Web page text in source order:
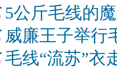
5公斤毛线的
威廉王子举行
毛线“流苏”衣